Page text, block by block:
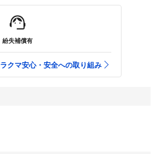
紛失補償有
ラクマ安心・安全への取り組み